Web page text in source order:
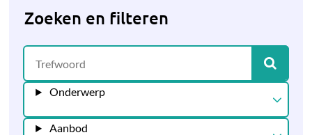
Zoeken en filteren
Onderwerp
Aanbod